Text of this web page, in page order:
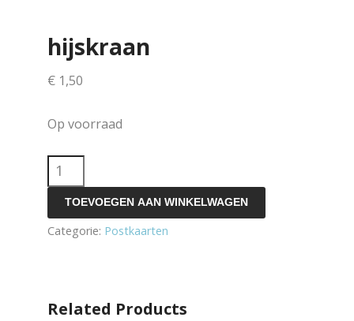
hijskraan
€ 1,50
Op voorraad
hijskraan
aantal
TOEVOEGEN AAN WINKELWAGEN
Categorie: Postkaarten
Related Products